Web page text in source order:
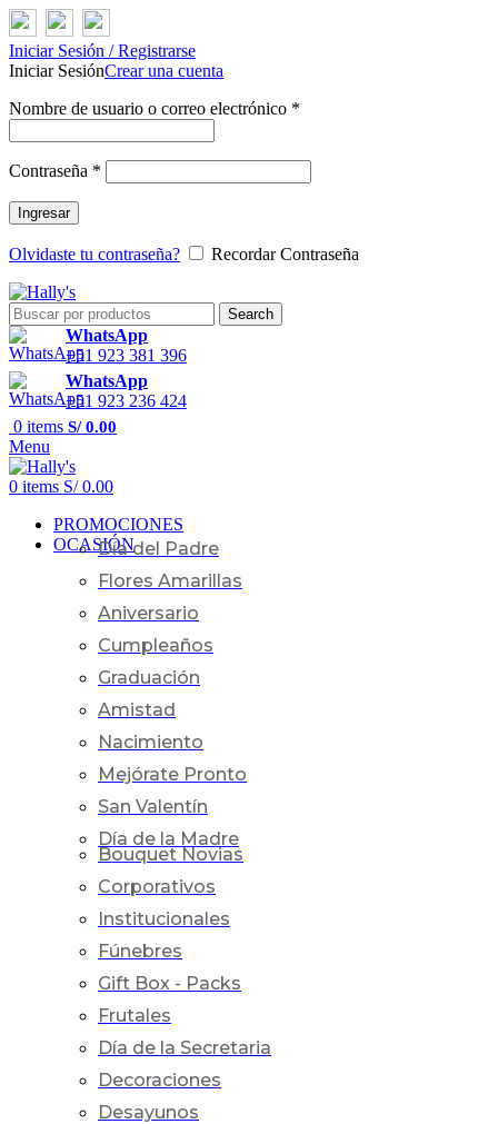
Iniciar Sesión / Registrarse
Iniciar SesiónCrear una cuenta
Nombre de usuario o correo electrónico *
Contraseña *
Ingresar
Olvidaste tu contraseña? Recordar Contraseña
Search
WhatsApp
+51 923 381 396
WhatsApp
+51 923 236 424
0 items S/0.00
Menu
0 items S/0.00
PROMOCIONES
OCASIÓNDía del Padre
Flores Amarillas
Aniversario
Cumpleaños
Graduación
Amistad
Nacimiento
Mejórate Pronto
San Valentín
Día de la Madre
Bouquet Novias
Corporativos
Institucionales
Fúnebres
Gift Box - Packs
Frutales
Día de la Secretaria
Decoraciones
Desayunos